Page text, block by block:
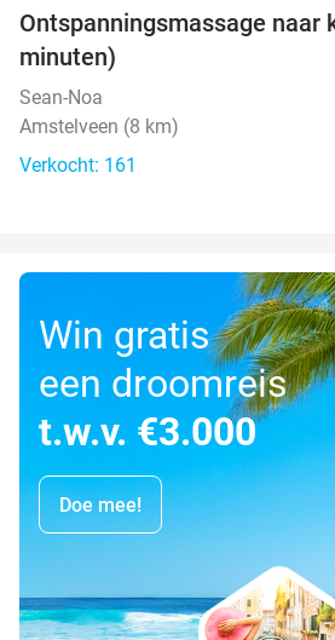
Ontspanningsmassage naar
minuten)
Sean-Noa
Amstelveen (8 km)
Verkocht: 161
Win gratis
een droomreis
t.w.v. €3.000
Doe mee!